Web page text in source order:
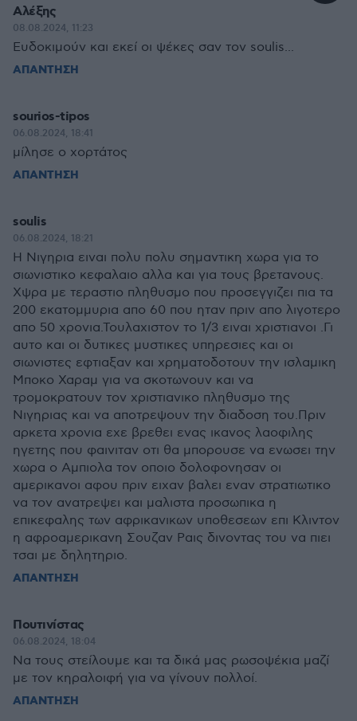
Αλέξης
08.08.2024, 11:23
Ευδοκιμούν και εκεί οι ψέκες σαν τον soulis...
ΑΠΑΝΤΗΣΗ
sourios-tipos
06.08.2024, 18:41
μίλησε ο χορτάτος
ΑΠΑΝΤΗΣΗ
soulis
06.08.2024, 18:21
Η Νιγηρια ειναι πολυ πολυ σημαντικη χωρα για το
σιωνιστικο κεφαλαιο αλλα και για τους βρετανους.
Χψρα με τεραστιο πληθυσμο που προσεγγιζει πια τα
200 εκατομμυρια απο 60 που ηταν πριν απο λιγοτερο
απο 50 χρονια.Τουλαχιστον το 1/3 ειναι χριστιανοι .Γι
αυτο και οι δυτικες μυστικες υπηρεσιες και οι
σιωνιστες εφτιαξαν και χρηματοδοτουν την ισλαμικη
Μποκο Χαραμ για να σκοτωνουν και να
τρομοκρατουν τον χριστιανικο πληθυσμο της
Νιγηριας και να αποτρεψουν την διαδοση του.Πριν
αρκετα χρονια εχε βρεθει ενας ικανος λαοφιλης
ηγετης που φαινιταν οτι θα μπορουσε να ενωσει την
χωρα ο Αμπιολα τον οποιο δολοφονησαν οι
αμερικανοι αφου πριν ειχαν βαλει εναν στρατιωτικο
να τον ανατρεψει και μαλιστα προσωπικα η
επικεφαλης των αφρικανικων υποθεσεων επι Kλιντον
η αφροαμερικανη Σουζαν Ραις δινοντας του να πιει
τσαι με δηλητηριο.
ΑΠΑΝΤΗΣΗ
Πουτινίστας
06.08.2024, 18:04
Να τους στείλουμε και τα δικά μας ρωσοψέκια μαζί
με τον κηραλοιφή για να γίνουν πολλοί.
ΑΠΑΝΤΗΣΗ